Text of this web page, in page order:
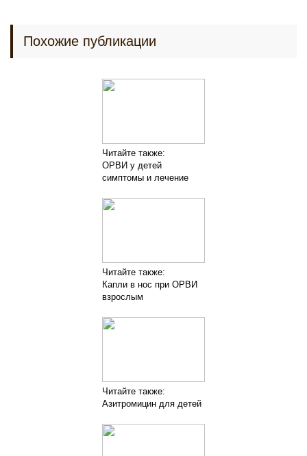
Похожие публикации
Читайте также:
ОРВИ у детей
симптомы и лечение
Читайте также:
Капли в нос при ОРВИ
взрослым
Читайте также:
Азитромицин для детей